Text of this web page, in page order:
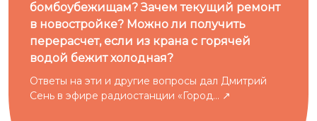
бомбоубежищам? Зачем текущий ремонт
в новостройке? Можно ли получить
перерасчет, если из крана с горячей
водой бежит холодная?
Ответы на эти и другие вопросы дал Дмитрий
Сень в эфире радиостанции «Город...